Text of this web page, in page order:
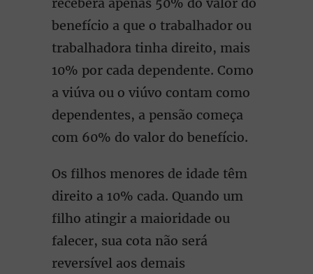
benefício a que o trabalhador ou
trabalhadora tinha direito, mais
10% por cada dependente. Como
a viúva ou o viúvo contam como
dependentes, a pensão começa
com 60% do valor do benefício.
Os filhos menores de idade têm
direito a 10% cada. Quando um
filho atingir a maioridade ou
falecer, sua cota não será
reversível aos demais